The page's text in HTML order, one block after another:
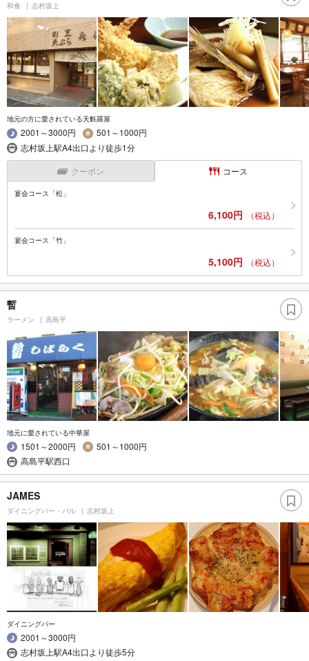
和食 志村坂上
地元の方に愛されている天麩羅屋
2001～3000円
501～1000円
志村坂上駅A4出口より徒歩1分
クーポン コース
宴会コース「松」
6,100円 （税込）
宴会コース「竹」
5,100円 （税込）
暫
ラーメン 高島平
地元に愛されている中華屋
1501～2000円
501～1000円
高島平駅西口
JAMES
ダイニングバー・バル 志村坂上
ダイニングバー
2001～3000円
志村坂上駅A4出口より徒歩5分